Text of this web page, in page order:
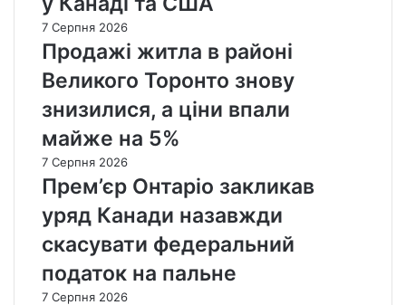
7 Серпня 2026
Продажі житла в районі
Великого Торонто знову
знизилися, а ціни впали
майже на 5%
7 Серпня 2026
Прем’єр Онтаріо закликав
уряд Канади назавжди
скасувати федеральний
податок на пальне
7 Серпня 2026